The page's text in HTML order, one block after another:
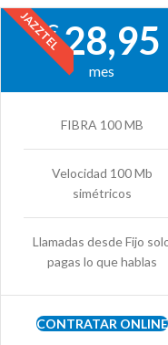
JAZZTEL
€28,95
mes
FIBRA 100 MB
Velocidad 100 Mb
simétricos
Llamadas desde Fijo
pagas lo que hablas
CONTRATAR ONLINE